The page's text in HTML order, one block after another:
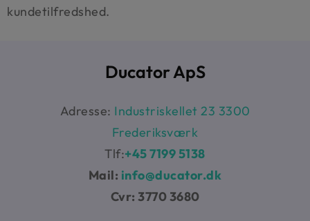
kundetilfredshed.
Ducator ApS
Adresse: Industriskellet 23 3300
Frederiksværk
Tlf:+45 7199 5138
Mail: info@ducator.dk
Cvr: 3770 3680